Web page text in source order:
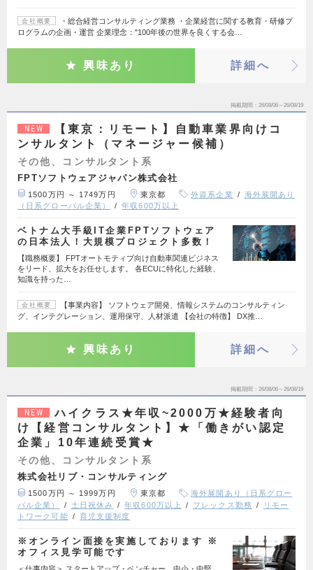
会社概要
・総合経営コンサルティング業務 ・企業経営に関する教育・研修プ
ログラムの企画・運営 企業理念："100年後の世界を良くする会…
興味あり 詳細へ
掲載期間 26/08/06～26/08/19
NEW
【東京：リモート】自動車業界向けコ
ンサルタント（マネージャー候補）
その他、コンサルタント系
FPTソフトウェアジャパン株式会社
1500万円 ～ 1749万円 東京都 外資系企業
海外展開あり
（日系グローバル企業）
年収600万以上
ベトナム大手級IT企業FPTソフトウェア
の日本法人！大規模プロジェクト多数！
【職務概要】 FPTオートモティブ向け自動車関連ビジネス
をリード、拡大をお任せします。 各ECUに特化した経験、
知識を持った…
会社概要
【事業内容】 ソフトウェア開発、情報システムのコンサルティン
グ、インテグレーション、運用保守、人材派遣 【会社の特徴】 DX推…
興味あり 詳細へ
掲載期間 26/08/06～26/08/19
NEW
ハイクラス★年収~2000万★経験者向
け【経営コンサルタント】★「働きがい認定
企業」10年連続受賞★
その他、コンサルタント系
株式会社リブ・コンサルティング
1500万円 ～ 1999万円 東京都
海外展開あり（日系グロー
バル企業）
土日祝休み 年収600万以上 フレックス勤務
リモー
トワーク可能
育児支援制度
※オンライン面接を実施しております ※
オフィス見学可能です